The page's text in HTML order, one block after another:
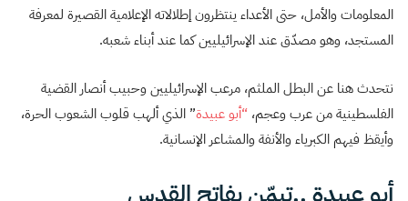
المعلومات والأمل، حتى الأعداء ينتظرون إطلالاته الإعلامية القصيرة لمعرفة
المستجد، وهو مصدّق عند الإسرائيليين كما عند أبناء شعبه.
نتحدث هنا عن البطل الملثم، مرعب الإسرائيليين وحبيب أنصار القضية
الفلسطينية من عرب وعجم، “أبو عبيدة” الذي ألهب قلوب الشعوب الحرة،
وأيقظ فيهم الكبرياء والأنفة والمشاعر الإنسانية.
أبو عبيدة ..تيمّن بفاتح القدس